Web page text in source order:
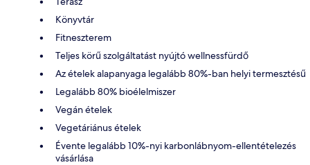
Könyvtár
Fitneszterem
Teljes körű szolgáltatást nyújtó wellnessfürdő
Az ételek alapanyaga legalább 80%-ban helyi termesztésű
Legalább 80% bioélelmiszer
Vegán ételek
Vegetáriánus ételek
Évente legalább 10%-nyi karbonlábnyom-ellentételezés
vásárlása